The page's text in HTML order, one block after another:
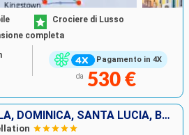
Pagamento in 4X
Crociere di Lusso
completa
da 530 €
PORTORICO, TORTOLA, DOMINICA, SANTA LUCIA, BARBADOS